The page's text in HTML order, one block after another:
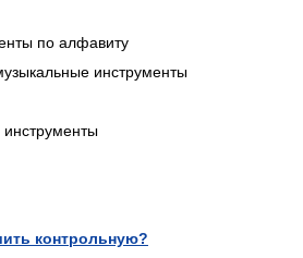
по алфавиту
инструменты
контрольную?